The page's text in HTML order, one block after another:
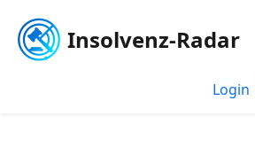
Insolvenz-Radar
Login